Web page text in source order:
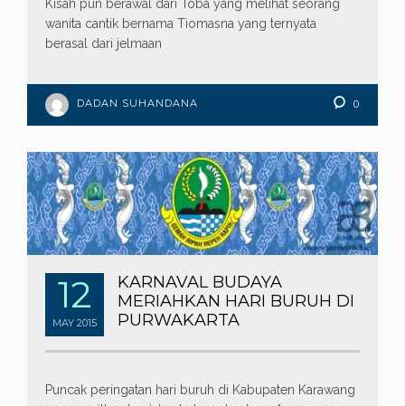
Kisah pun berawal dari Toba yang melihat seorang
wanita cantik bernama Tiomasna yang ternyata
berasal dari jelmaan
DADAN SUHANDANA 0
12
MAY 2015
KARNAVAL BUDAYA
MERIAHKAN HARI BURUH DI
PURWAKARTA
Puncak peringatan hari buruh di Kabupaten Karawang